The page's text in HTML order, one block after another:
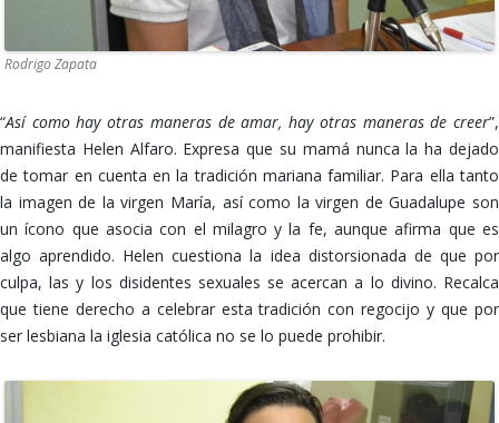
Rodrigo Zapata
“Así como hay otras maneras de amar, hay otras maneras de creer”,
manifiesta Helen Alfaro. Expresa que su mamá nunca la ha dejado
de tomar en cuenta en la tradición mariana familiar. Para ella tanto
la imagen de la virgen María, así como la virgen de Guadalupe son
un ícono que asocia con el milagro y la fe, aunque afirma que es
algo aprendido. Helen cuestiona la idea distorsionada de que por
culpa, las y los disidentes sexuales se acercan a lo divino. Recalca
que tiene derecho a celebrar esta tradición con regocijo y que por
ser lesbiana la iglesia católica no se lo puede prohibir.